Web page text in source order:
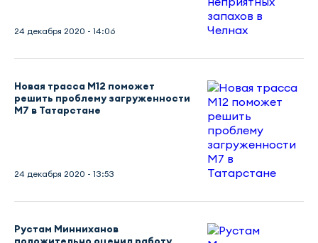
24 декабря 2020 - 14:06
Новая трасса М12 поможет
решить проблему загруженности
М7 в Татарстане
24 декабря 2020 - 13:53
Рустам Минниханов